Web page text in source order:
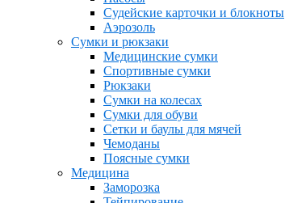
Судейские карточки и блокноты
Аэрозоль
Сумки и рюкзаки
Медицинские сумки
Спортивные сумки
Рюкзаки
Сумки на колесах
Сумки для обуви
Сетки и баулы для мячей
Чемоданы
Поясные сумки
Медицина
Заморозка